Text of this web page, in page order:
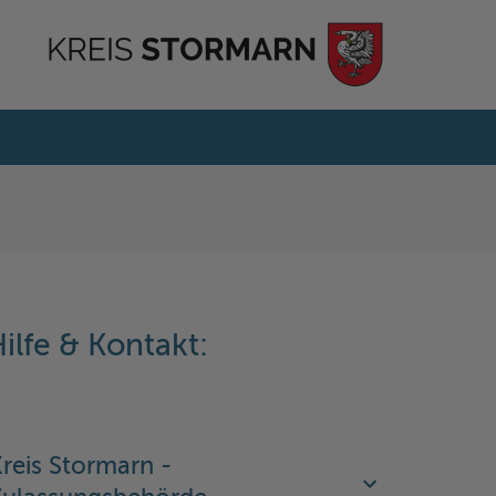
& Kontakt:
Stormarn -